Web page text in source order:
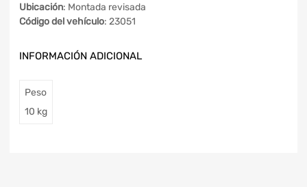
Ubicación: Montada revisada
Código del vehículo: 23051
INFORMACIÓN ADICIONAL
Peso
10 kg